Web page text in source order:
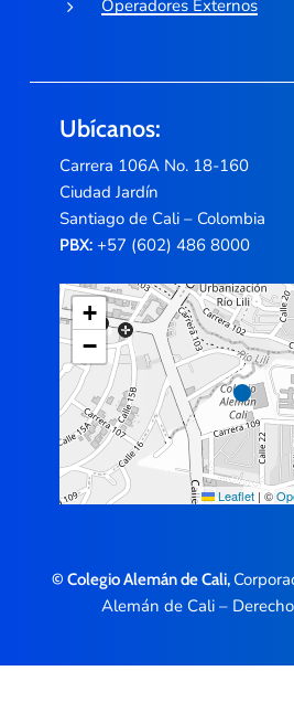
Operadores Externos
Ubícanos:
Carrera 106A No. 18-160
Ciudad Jardín
Santiago de Cali – Colombia
PBX:+57 (602) 486 8000
+
−
Leaflet | ©
© Colegio Alemán de Cali,
Alemán de Cali –